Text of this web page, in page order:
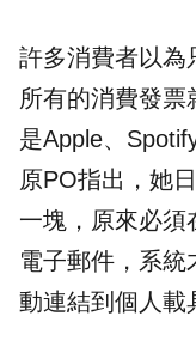
許多消費者以為
所有的消費發票
是Apple、
原PO指出，她
一塊，原來必須
電子郵件，系統
動連結到個人載